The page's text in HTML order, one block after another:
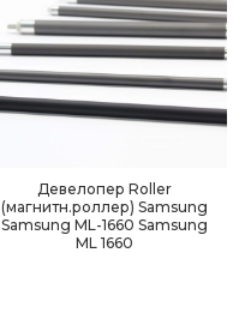
Девелопер Roller
(магнитн.роллер) Samsung
Samsung ML-1660 Samsung
ML 1660